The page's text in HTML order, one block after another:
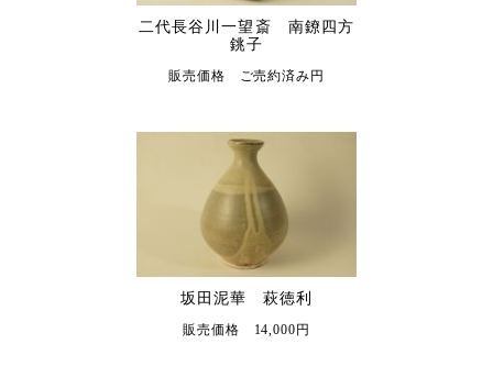
二代長谷川一望斎 南鐐四方
銚子
販売価格 ご売約済み円
坂田泥華 萩徳利
販売価格 14,000円